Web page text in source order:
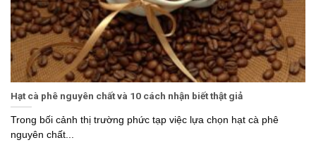
Hạt cà phê nguyên chất và 10 cách nhận biết thật giả
Trong bối cảnh thị trường phức tạp việc lựa chọn hạt cà phê
nguyên chất...